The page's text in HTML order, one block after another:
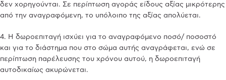
δεν χορηγούνται. Σε περίπτωση αγοράς είδους αξίας μικρότερης
από την αναγραφόμενη, το υπόλοιπο της αξίας απολύεται.
4. Η δωροεπιταγή ισχύει για το αναγραφόμενο ποσό/ ποσοστό
και για το διάστημα που στο σώμα αυτής αναγράφεται, ενώ σε
περίπτωση παρέλευσης του χρόνου αυτού, η δωροεπιταγή
αυτοδικαίως ακυρώνεται.